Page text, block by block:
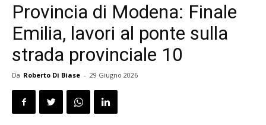
Provincia di Modena: Finale
Emilia, lavori al ponte sulla
strada provinciale 10
Da Roberto Di Biase - 29 Giugno 2026